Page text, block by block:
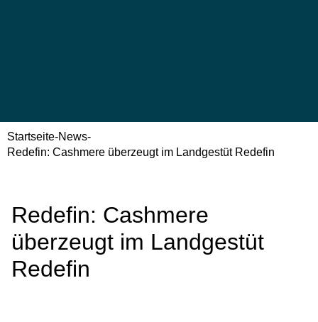
Startseite-News-
Redefin: Cashmere überzeugt im Landgestüt Redefin
Redefin: Cashmere
überzeugt im Landgestüt
Redefin